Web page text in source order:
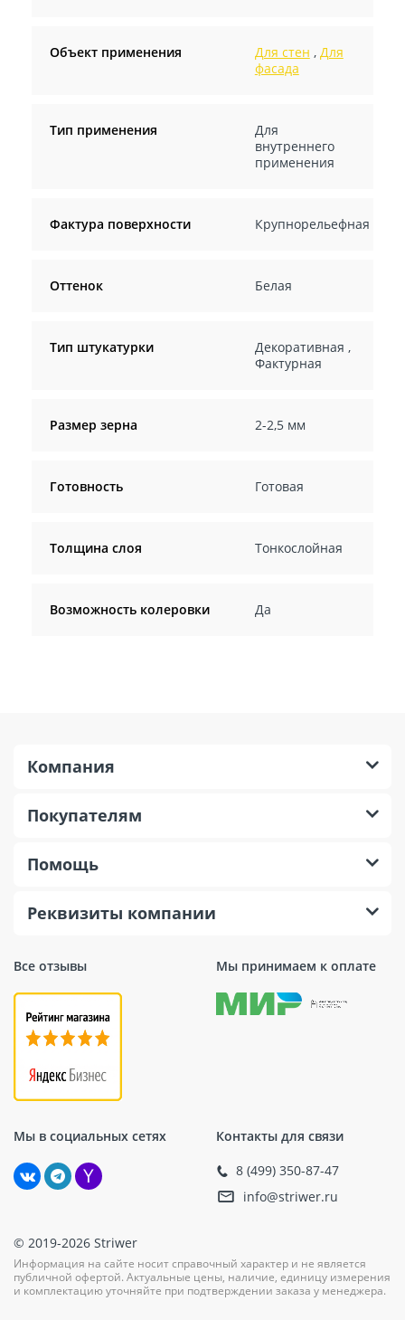
Объект применения Для стен , Для
фасада
Тип применения
Для
внутреннего
применения
Фактура поверхности Крупнорельефная
Оттенок Белая
Тип штукатурки Декоративная ,
Фактурная
Размер зерна 2-2,5 мм
Готовность Готовая
Толщина слоя Тонкослойная
Возможность колеровки Да
Все отзывы Мы принимаем к оплате
Мы в социальных сетях Контакты для связи
8 (499) 350-87-47
info@striwer.ru
Компания
Покупателям
Помощь
Реквизиты компании
© 2019-2026 Striwer
Информация на сайте носит справочный характер и не является
публичной офертой. Актуальные цены, наличие, единицу измерения
и комплектацию уточняйте при подтверждении заказа у менеджера.